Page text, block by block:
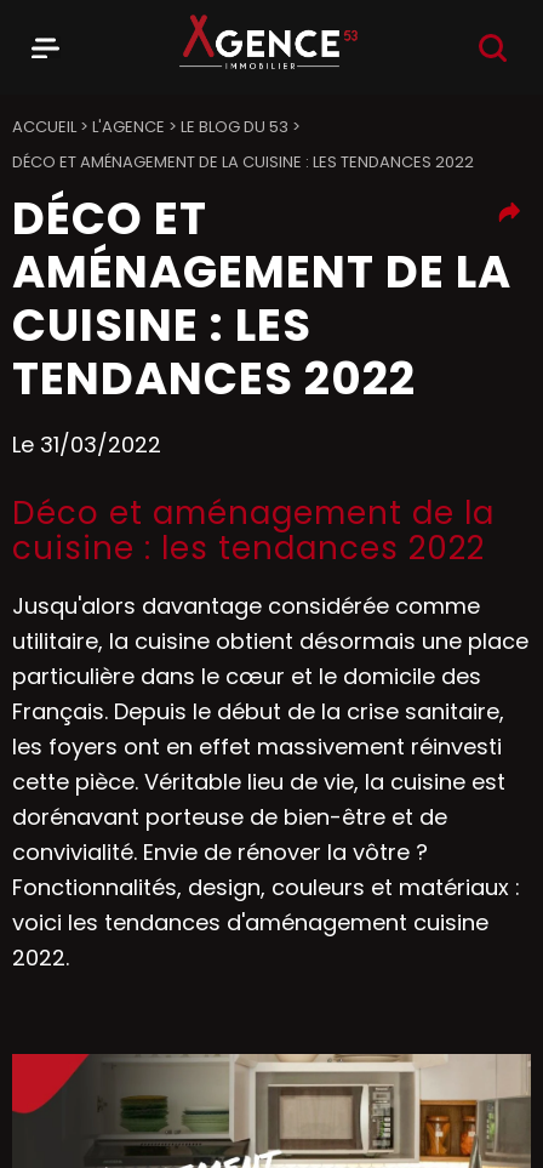
ACCUEIL> L'AGENCE > LE BLOG DU 53 >
DÉCO ET AMÉNAGEMENT DE LA CUISINE : LES TENDANCES 2022
DÉCO ET
AMÉNAGEMENT DE LA
CUISINE : LES
TENDANCES 2022
Le 31/03/2022
Déco et aménagement de la
cuisine : les tendances 2022
Jusqu'alors davantage considérée comme
utilitaire, la cuisine obtient désormais une place
particulière dans le cœur et le domicile des
Français. Depuis le début de la crise sanitaire,
les foyers ont en effet massivement réinvesti
cette pièce. Véritable lieu de vie, la cuisine est
dorénavant porteuse de bien-être et de
convivialité. Envie de rénover la vôtre ?
Fonctionnalités, design, couleurs et matériaux :
voici les tendances d'aménagement cuisine
2022.